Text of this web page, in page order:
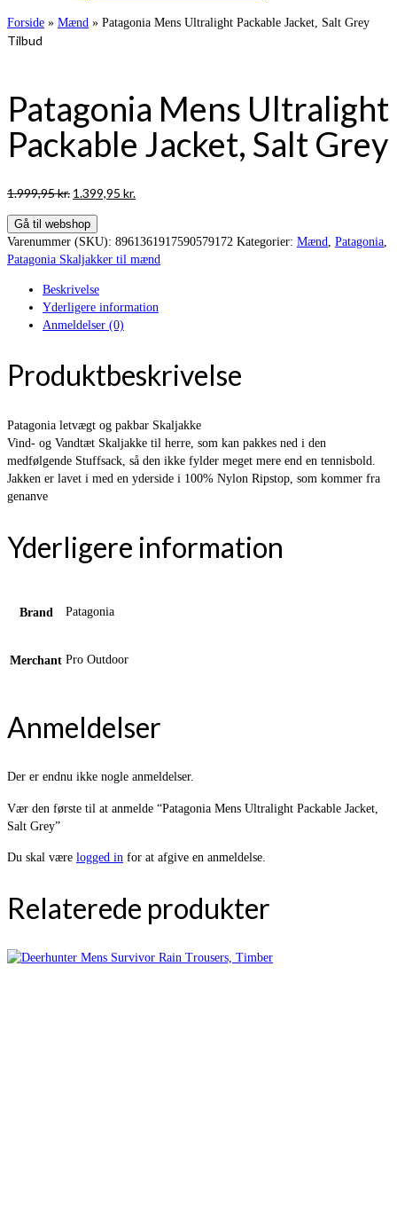
Forside » Mænd » Patagonia Mens Ultralight Packable Jacket, Salt Grey
Tilbud
Patagonia Mens Ultralight
Packable Jacket, Salt Grey
1.999,95kr. Den
pris
var:
1.999,95 kr..
1.399,95 kr.
er:
1.399,95 kr..
Gå til webshop
Varenummer (SKU): 8961361917590579172 Kategorier: Mænd Patagonia
Patagonia Skaljakker til mænd
Beskrivelse
Yderligere information
Anmeldelser (0)
Produktbeskrivelse
Patagonia letvægt og pakbar Skaljakke
Vind- og Vandtæt Skaljakke til herre, som kan pakkes ned i den
medfølgende Stuffsack, så den ikke fylder meget mere end en tennisbold.
Jakken er lavet i med en yderside i 100% Nylon Ripstop, som kommer fra
genanve
Yderligere information
Brand Patagonia
Merchant Pro Outdoor
Anmeldelser
Der er endnu ikke nogle anmeldelser.
Vær den første til at anmelde “Patagonia Mens Ultralight Packable Jacket,
Salt Grey”
Du skal være logged in for at afgive en anmeldelse.
Relaterede produkter